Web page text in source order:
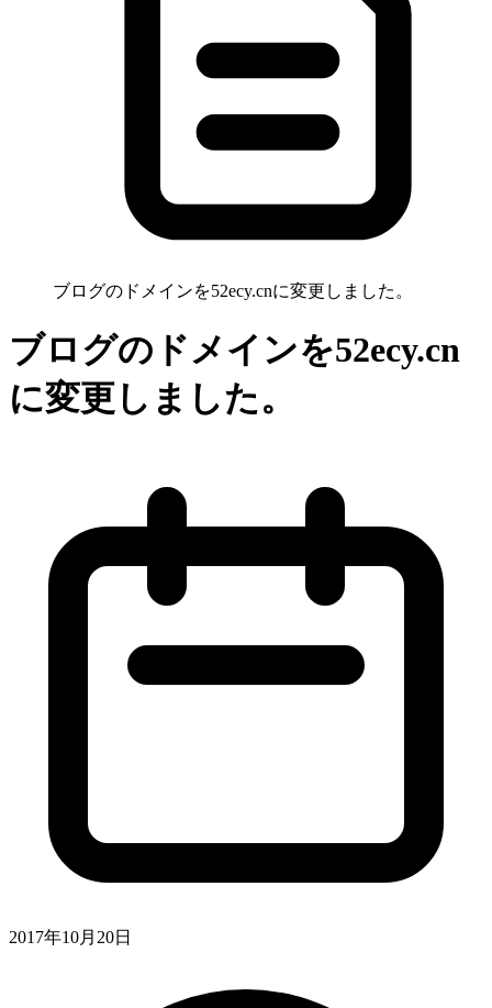
ブログのドメインを52ecy.cnに変更しました。
ブログのドメインを52ecy.cn
に変更しました。
2017年10月20日